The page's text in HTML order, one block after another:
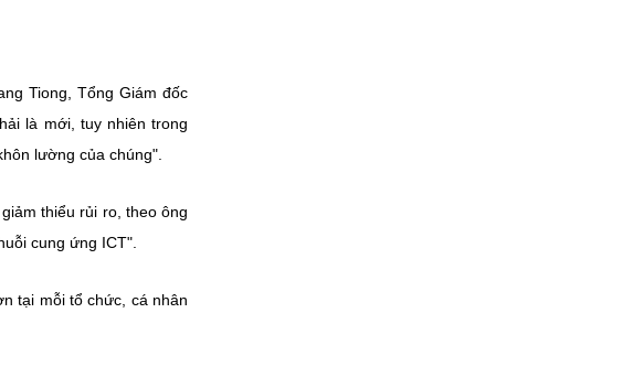
Tiong, Tổng Giám đốc
là mới, tuy nhiên trong
lường của chúng".
thiểu rủi ro, theo ông
cung ứng ICT".
tại mỗi tổ chức, cá nhân